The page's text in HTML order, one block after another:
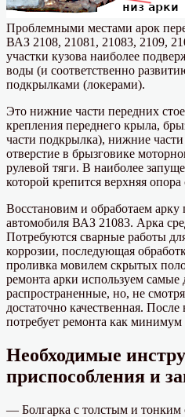
Проблемными местами арок
ВАЗ 2108, 21081, 21083, 2109,
участки кузова наиболее
воды (и соответственно
подкрылками (локерами).
Это нижние части передних
крепления переднего крыла,
части подкрылка), нижние
отверстие в брызговике
рулевой тяги. В наиболее
которой крепится верхняя
Восстановим и обработаем арку
автомобиля ВАЗ 21083. Арка
Потребуются сварные работы
коррозии, последующая
проливка мовилем скрытых
ремонта арки используем самые
распространенные, но, не
достаточно качественная.
потребует ремонта как минимум
Необходимые
приспособления и
— Болгарка с толстым и тонким